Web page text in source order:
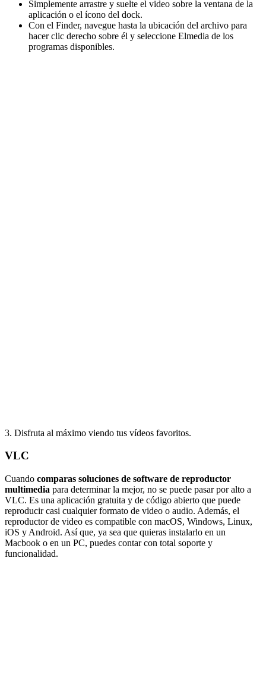
Simplemente arrastre y suelte el video sobre la ventana de la
aplicación o el ícono del dock.
Con el Finder, navegue hasta la ubicación del archivo para
hacer clic derecho sobre él y seleccione Elmedia de los
programas disponibles.
3. Disfruta al máximo viendo tus vídeos favoritos.
VLC
Cuando comparas soluciones de software de reproductor
multimedia para determinar la mejor, no se puede pasar por alto a
VLC. Es una aplicación gratuita y de código abierto que puede
reproducir casi cualquier formato de video o audio. Además, el
reproductor de video es compatible con macOS, Windows, Linux,
iOS y Android. Así que, ya sea que quieras instalarlo en un
Macbook o en un PC, puedes contar con total soporte y
funcionalidad.